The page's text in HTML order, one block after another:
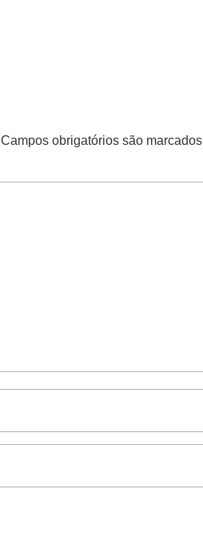
Campos obrigatórios são marcados